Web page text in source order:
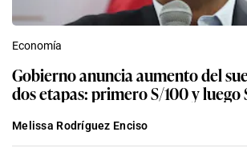
Economía
Gobierno anuncia aumento del
dos etapas: primero S/100 y luego
Melissa Rodríguez Enciso